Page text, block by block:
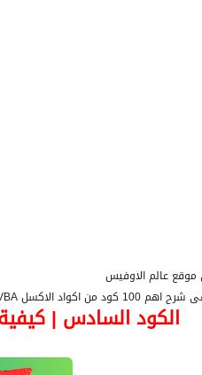
موقع عالم الاوفيس
كود من اكواد الاكسل
الكود السادس |